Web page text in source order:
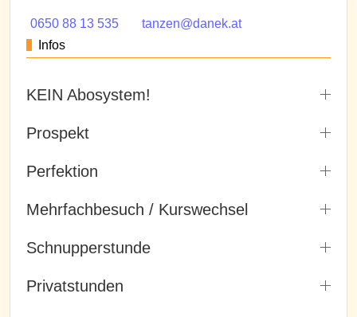
0650 88 13 535
tanzen@danek.at
Infos
KEIN Abosystem!
Prospekt
Perfektion
Mehrfachbesuch / Kurswechsel
Schnupperstunde
Privatstunden